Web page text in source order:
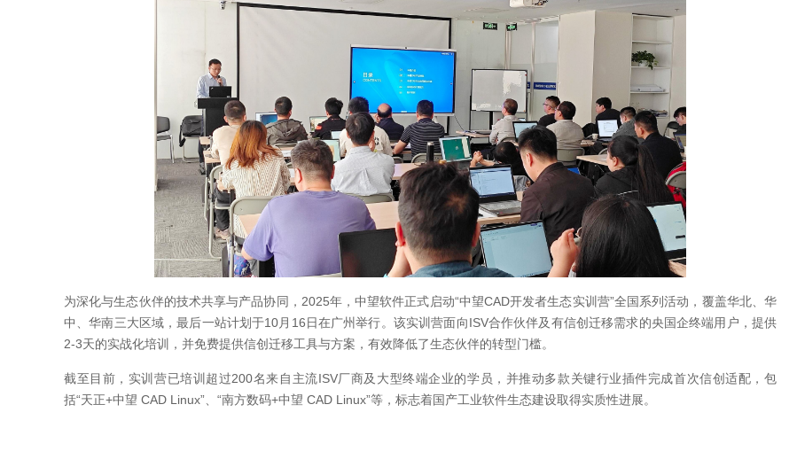
为深化与生态伙伴的技术共享与产品协同，2025年，中望软件正式启动“中望CAD开发者生态实训营”全国系列活动，覆盖华北、华
中、华南三大区域，最后一站计划于10月16日在广州举行。该实训营面向ISV合作伙伴及有信创迁移需求的央国企终端用户，提供
2-3天的实战化培训，并免费提供信创迁移工具与方案，有效降低了生态伙伴的转型门槛。
截至目前，实训营已培训超过200名来自主流ISV厂商及大型终端企业的学员，并推动多款关键行业插件完成首次信创适配，包
括“天正+中望 CAD Linux”、“南方数码+中望 CAD Linux”等，标志着国产工业软件生态建设取得实质性进展。